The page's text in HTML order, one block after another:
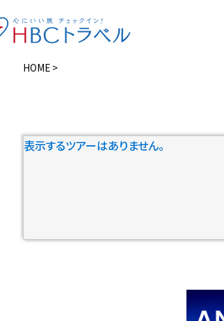
HOME >
表示するツアーはありません。